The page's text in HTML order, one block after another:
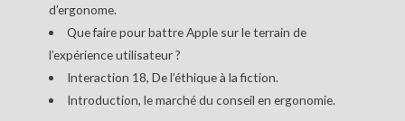
d’ergonome.
Que faire pour battre Apple sur le terrain de
l’expérience utilisateur ?
Interaction 18, De l’éthique à la fiction.
Introduction, le marché du conseil en ergonomie.